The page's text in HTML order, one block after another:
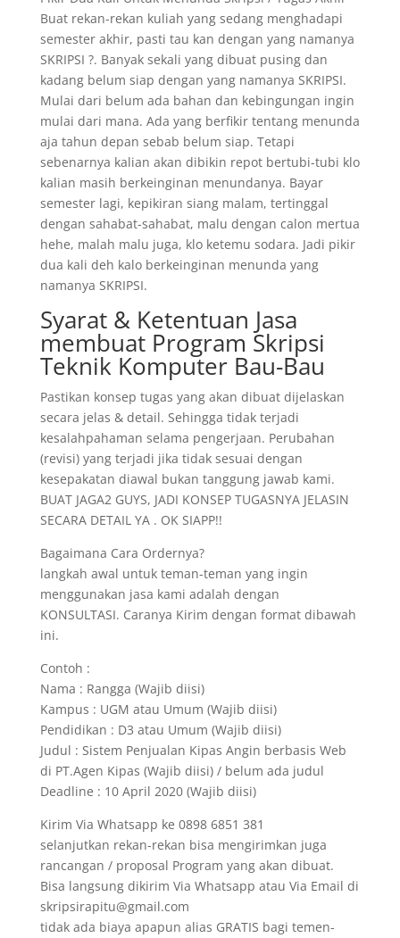
Buat rekan-rekan kuliah yang sedang menghadapi
semester akhir, pasti tau kan dengan yang namanya
SKRIPSI ?. Banyak sekali yang dibuat pusing dan
kadang belum siap dengan yang namanya SKRIPSI.
Mulai dari belum ada bahan dan kebingungan ingin
mulai dari mana. Ada yang berfikir tentang menunda
aja tahun depan sebab belum siap. Tetapi
sebenarnya kalian akan dibikin repot bertubi-tubi klo
kalian masih berkeinginan menundanya. Bayar
semester lagi, kepikiran siang malam, tertinggal
dengan sahabat-sahabat, malu dengan calon mertua
hehe, malah malu juga, klo ketemu sodara. Jadi pikir
dua kali deh kalo berkeinginan menunda yang
namanya SKRIPSI.
Syarat & Ketentuan Jasa
membuat Program Skripsi
Teknik Komputer Bau-Bau
Pastikan konsep tugas yang akan dibuat dijelaskan
secara jelas & detail. Sehingga tidak terjadi
kesalahpahaman selama pengerjaan. Perubahan
(revisi) yang terjadi jika tidak sesuai dengan
kesepakatan diawal bukan tanggung jawab kami.
BUAT JAGA2 GUYS, JADI KONSEP TUGASNYA JELASIN
SECARA DETAIL YA . OK SIAPP!!
Bagaimana Cara Ordernya?
langkah awal untuk teman-teman yang ingin
menggunakan jasa kami adalah dengan
KONSULTASI. Caranya Kirim dengan format dibawah
ini.
Contoh :
Nama : Rangga (Wajib diisi)
Kampus : UGM atau Umum (Wajib diisi)
Pendidikan : D3 atau Umum (Wajib diisi)
Judul : Sistem Penjualan Kipas Angin berbasis Web
di PT.Agen Kipas (Wajib diisi) / belum ada judul
Deadline : 10 April 2020 (Wajib diisi)
Kirim Via Whatsapp ke 0898 6851 381
selanjutkan rekan-rekan bisa mengirimkan juga
rancangan / proposal Program yang akan dibuat.
Bisa langsung dikirim Via Whatsapp atau Via Email di
skripsirapitu@gmail.com
tidak ada biaya apapun alias GRATIS bagi temen-